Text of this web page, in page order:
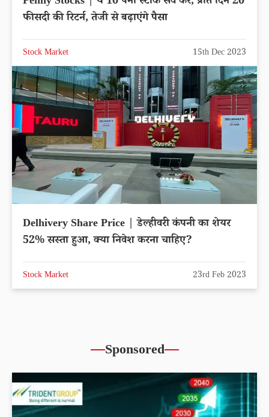
फीसदी की रिटर्न, तेजी से बढ़ाएंगे पैसा
Stock Market 15th Dec 2023
Delhivery Share Price | डेल्हीवरी कंपनी का शेयर
52% सस्ता हुआ, क्या निवेश करना चाहिए?
Stock Market 23rd Feb 2023
Sponsored